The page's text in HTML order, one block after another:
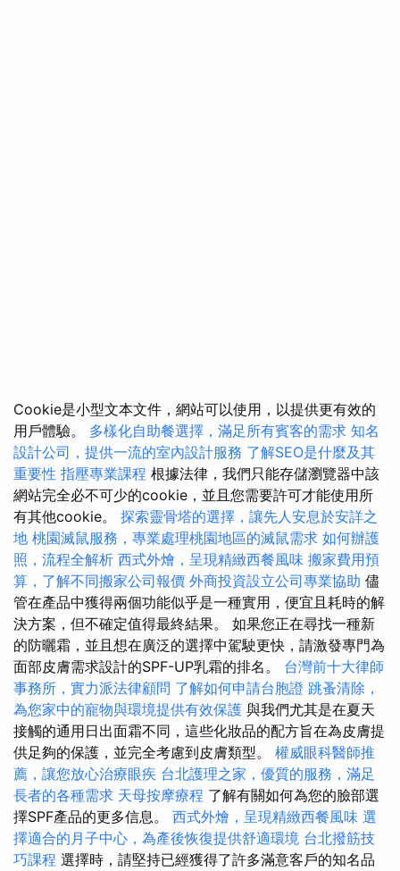
Cookie是小型文本文件，網站可以使用，以提供更有效的
用戶體驗。 多樣化自助餐選擇，滿足所有賓客的需求 知名
設計公司，提供一流的室內設計服務 了解SEO是什麼及其
重要性 指壓專業課程 根據法律，我們只能存儲瀏覽器中該
網站完全必不可少的cookie，並且您需要許可才能使用所
有其他cookie。 探索靈骨塔的選擇，讓先人安息於安詳之
地 桃園滅鼠服務，專業處理桃園地區的滅鼠需求 如何辦護
照，流程全解析 西式外燴，呈現精緻西餐風味 搬家費用預
算，了解不同搬家公司報價 外商投資設立公司專業協助 儘
管在產品中獲得兩個功能似乎是一種實用，便宜且耗時的解
決方案，但不確定值得最終結果。 如果您正在尋找一種新
的防曬霜，並且想在廣泛的選擇中駕駛更快，請激發專門為
面部皮膚需求設計的SPF-UP乳霜的排名。 台灣前十大律師
事務所，實力派法律顧問 了解如何申請台胞證 跳蚤清除，
為您家中的寵物與環境提供有效保護 與我們尤其是在夏天
接觸的通用日出面霜不同，這些化妝品的配方旨在為皮膚提
供足夠的保護，並完全考慮到皮膚類型。 權威眼科醫師推
薦，讓您放心治療眼疾 台北護理之家，優質的服務，滿足
長者的各種需求 天母按摩療程 了解有關如何為您的臉部選
擇SPF產品的更多信息。 西式外燴，呈現精緻西餐風味 選
擇適合的月子中心，為產後恢復提供舒適環境 台北撥筋技
巧課程 選擇時，請堅持已經獲得了許多滿意客戶的知名品